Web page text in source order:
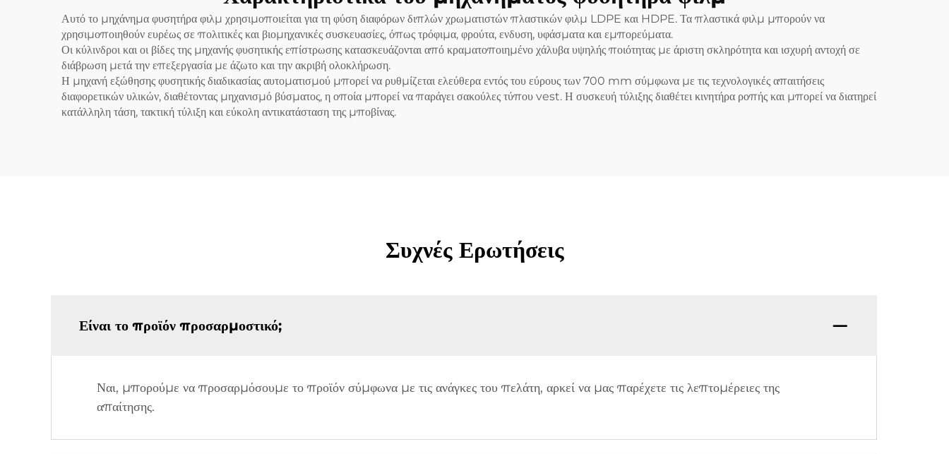
Αυτό το μηχάνημα φυσητήρα φιλμ χρησιμοποιείται για τη φύση διαφόρων διπλών χρωματιστών πλαστικών φιλμ LDPE και HDPE. Τα πλαστικά φιλμ μπορούν να
χρησιμοποιηθούν ευρέως σε πολιτικές και βιομηχανικές συσκευασίες, όπως τρόφιμα, φρούτα, ενδυση, υφάσματα και εμπορεύματα.
Οι κύλινδροι και οι βίδες της μηχανής φυσητικής επίστρωσης κατασκευάζονται από κραματοποιημένο χάλυβα υψηλής ποιότητας με άριστη σκληρότητα και ισχυρή αντοχή σε
διάβρωση μετά την επεξεργασία με άζωτο και την ακριβή ολοκλήρωση.
Η μηχανή εξώθησης φυσητικής διαδικασίας αυτοματισμού μπορεί να ρυθμίζεται ελεύθερα εντός του εύρους των 700 mm σύμφωνα με τις τεχνολογικές απαιτήσεις
διαφορετικών υλικών, διαθέτοντας μηχανισμό βύσματος, η οποία μπορεί να παράγει σακούλες τύπου vest. Η συσκευή τύλιξης διαθέτει κινητήρα ροπής και μπορεί να διατηρεί
κατάλληλη τάση, τακτική τύλιξη και εύκολη αντικατάσταση της μποβίνας.
Συχνές Ερωτήσεις
Είναι το προϊόν προσαρμοστικό;
Ναι, μπορούμε να προσαρμόσουμε το προϊόν σύμφωνα με τις ανάγκες του πελάτη, αρκεί να μας παρέχετε τις λεπτομέρειες της
απαίτησης.